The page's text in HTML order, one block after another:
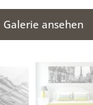
Galerie ansehen